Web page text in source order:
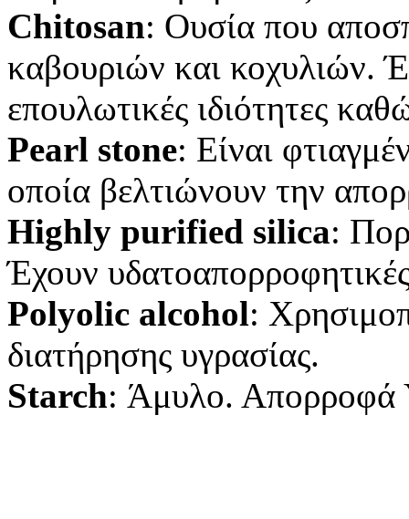
Chitosan: Ουσία που
καβουριών και κοχυλιών.
επουλωτικές ιδιότητες
Pearl stone: Είναι
οποία βελτιώνουν την
Highly purified silica:
Έχουν
Polyolic alcohol:
διατήρησης υγρασίας.
Starch: Άμυλο. Απορροφά